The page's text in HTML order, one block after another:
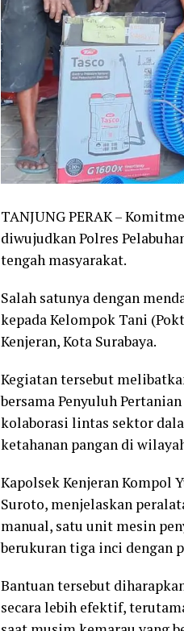
TANJUNG PERAK –
diwujudkan Polres
tengah masyarakat.
Salah satunya dengan
kepada Kelompok Tani
Kenjeran, Kota Surabaya.
Kegiatan tersebut
bersama Penyuluh
kolaborasi lintas sektor
ketahanan pangan di
Kapolsek Kenjeran Kompol
Suroto, menjelaskan
manual, satu unit mesin
berukuran tiga inci dengan
Bantuan tersebut
secara lebih efektif,